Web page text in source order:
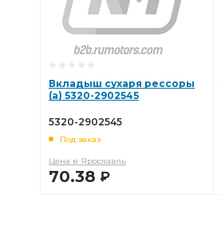
Вкладыш сухаря рессоры
(а) 5320-2902545
5320-2902545
Под заказ
Цена в Ярославль
70.38 Р